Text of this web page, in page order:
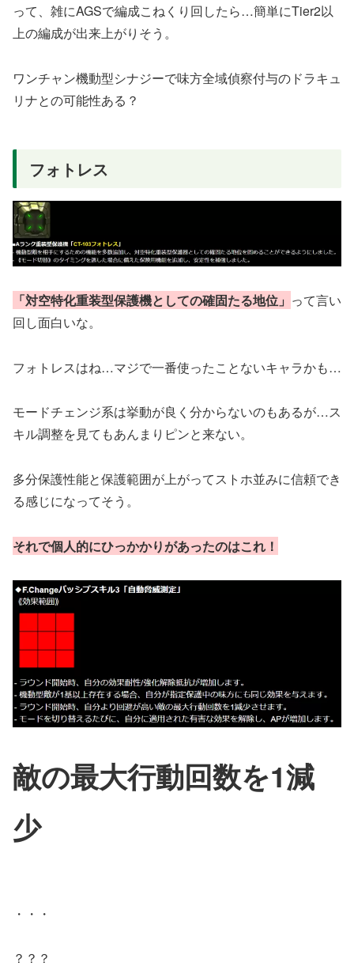
って、雑にAGSで編成こねくり回したら…簡単にTier2以
上の編成が出来上がりそう。
ワンチャン機動型シナジーで味方全域偵察付与のドラキュ
リナとの可能性ある？
フォトレス
「対空特化重装型保護機としての確固たる地位」 って言い
回し面白いな。
フォトレスはね…マジで一番使ったことないキャラかも…
モードチェンジ系は挙動が良く分からないのもあるが…ス
キル調整を見てもあんまりピンと来ない。
多分保護性能と保護範囲が上がってストホ並みに信頼でき
る感じになってそう。
それで個人的にひっかかりがあったのはこれ！
敵の最大行動回数を1減
少
・・・
？？？